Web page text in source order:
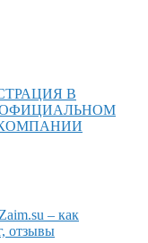
В
– как
отзывы